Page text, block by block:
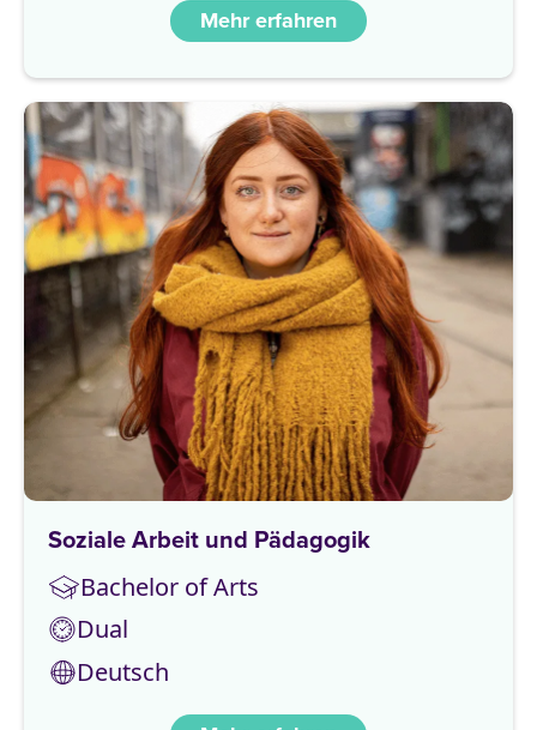
Mehr erfahren
Soziale Arbeit und Pädagogik
Bachelor of Arts
Dual
Deutsch